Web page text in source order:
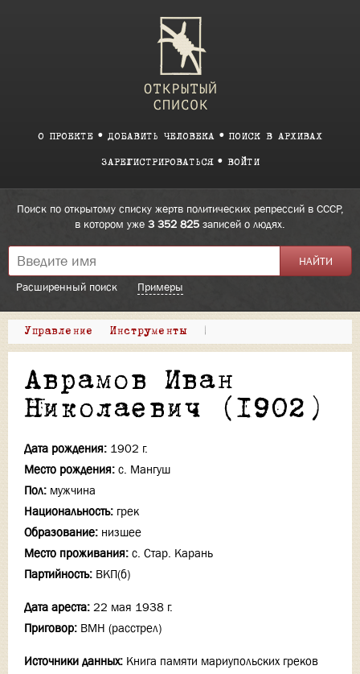
О ПРОЕКТЕ ДОБАВИТЬ ЧЕЛОВЕКА ПОИСК В АРХИВАХ
ЗАРЕГИСТРИРОВАТЬСЯ ВОЙТИ
Поиск по открытому списку жертв политических репрессий в СССР,
в котором уже 3 352 825 записей о людях.
Расширенный поиск Примеры
Управление Инструменты |
Аврамов Иван
Николаевич (1902)
Дата рождения: 1902 г.
Место рождения: с. Мангуш
Пол: мужчина
Национальность: грек
Образование: низшее
Место проживания: с. Стар. Карань
Партийность: ВКП(б)
Дата ареста: 22 мая 1938 г.
Приговор: ВМН (расстрел)
Источники данных: Книга памяти мариупольских греков